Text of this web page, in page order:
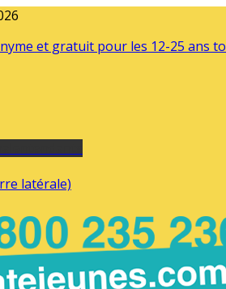
et gratuit pour les 12-25 ans
latérale)